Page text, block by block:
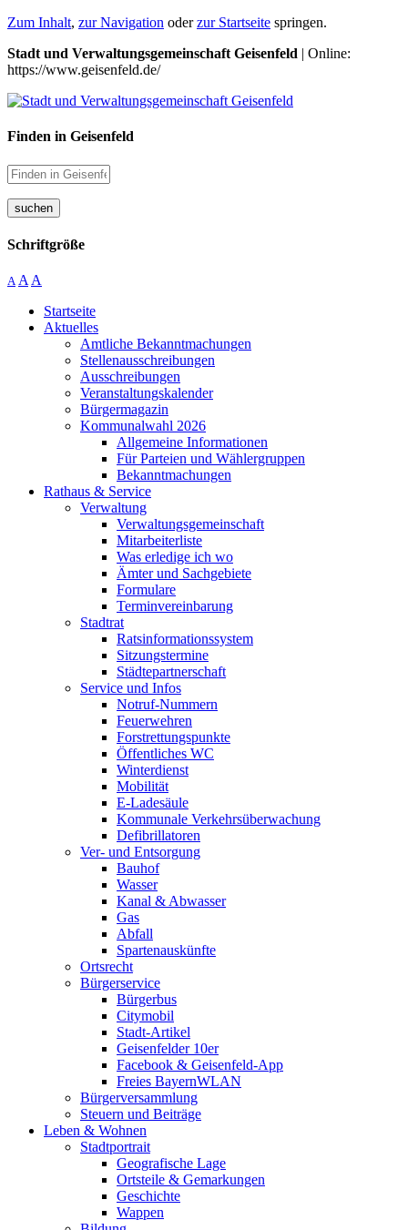
Zum Inhalt, zur Navigation oderzur Startseite springen.
Stadt und Verwaltungsgemeinschaft Geisenfeld | Online:
https://www.geisenfeld.de/
Finden in Geisenfeld
suchen
Schriftgröße
A A A
Startseite
Aktuelles
Amtliche Bekanntmachungen
Stellenausschreibungen
Ausschreibungen
Veranstaltungskalender
Bürgermagazin
Kommunalwahl 2026
Allgemeine Informationen
Für Parteien und Wählergruppen
Bekanntmachungen
Rathaus & Service
Verwaltung
Verwaltungsgemeinschaft
Mitarbeiterliste
Was erledige ich wo
Ämter und Sachgebiete
Formulare
Terminvereinbarung
Stadtrat
Ratsinformationssystem
Sitzungstermine
Städtepartnerschaft
Service und Infos
Notruf-Nummern
Feuerwehren
Forstrettungspunkte
Öffentliches WC
Winterdienst
Mobilität
E-Ladesäule
Kommunale Verkehrsüberwachung
Defibrillatoren
Ver- und Entsorgung
Bauhof
Wasser
Kanal & Abwasser
Gas
Abfall
Spartenauskünfte
Ortsrecht
Bürgerservice
Bürgerbus
Citymobil
Stadt-Artikel
Geisenfelder 10er
Facebook & Geisenfeld-App
Freies BayernWLAN
Bürgerversammlung
Steuern und Beiträge
Leben & Wohnen
Stadtportrait
Geografische Lage
Ortsteile & Gemarkungen
Geschichte
Wappen